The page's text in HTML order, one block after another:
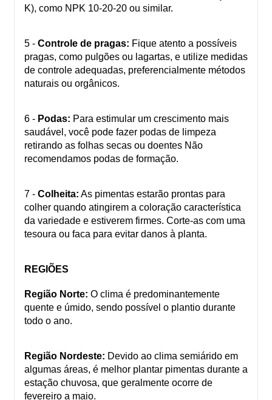
K), como NPK 10-20-20 ou similar.
5 - Controle de pragas: Fique atento a possíveis
pragas, como pulgões ou lagartas, e utilize medidas
de controle adequadas, preferencialmente métodos
naturais ou orgânicos.
6 - Podas: Para estimular um crescimento mais
saudável, você pode fazer podas de limpeza
retirando as folhas secas ou doentes Não
recomendamos podas de formação.
7 - Colheita: As pimentas estarão prontas para
colher quando atingirem a coloração característica
da variedade e estiverem firmes. Corte-as com uma
tesoura ou faca para evitar danos à planta.
REGIÕES
Região Norte: O clima é predominantemente
quente e úmido, sendo possível o plantio durante
todo o ano.
Região Nordeste: Devido ao clima semiárido em
algumas áreas, é melhor plantar pimentas durante a
estação chuvosa, que geralmente ocorre de
fevereiro a maio.